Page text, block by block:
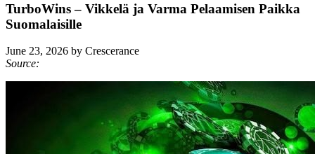
TurboWins – Vikkelä ja Varma Pelaamisen Paikka
Suomalaisille
June 23, 2026 by Crescerance
Source: